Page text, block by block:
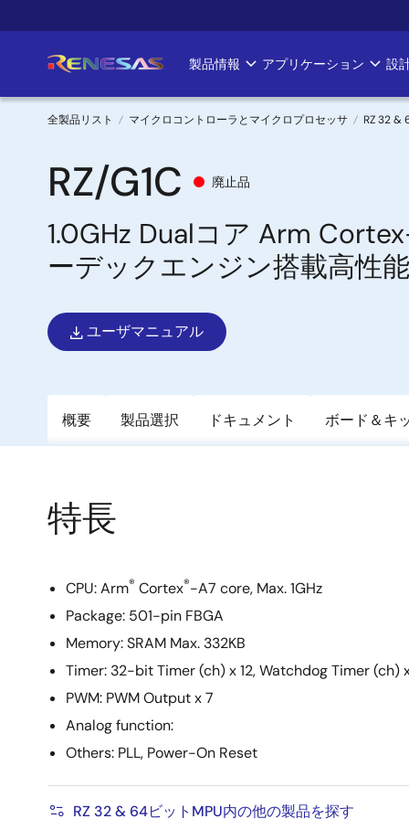
イ
ン
Main
navigation
製品情報 アプリケーション 設
パ
ン
く
ず
全製品リスト マイクロコントローラとマイクロプロセッサ RZ 32 &
RZ/G1C 廃止品
1.0GHz Dualコア Arm
ーデックエンジン搭載高性
ユーザマニュアル
概要 製品選択 ドキュメント ボード＆キ
特長
CPU: Arm® Cortex®-A7 core, Max. 1GHz
Package: 501-pin FBGA
Memory: SRAM Max. 332KB
Timer: 32-bit Timer (ch) x 12, Watchdog Timer (ch)
PWM: PWM Output x 7
Analog function:
Others: PLL, Power-On Reset
RZ 32 & 64ビットMPU内の他の製品を探す